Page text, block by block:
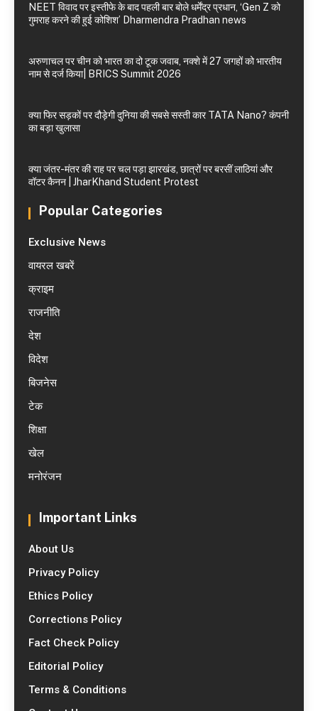
NEET विवाद पर इस्तीफे के बाद पहली बार बोले धर्मेंद्र प्रधान, ‘Gen Z को
गुमराह करने की हुई कोशिश’ Dharmendra Pradhan news
अरुणाचल पर चीन को भारत का दो टूक जवाब, नक्शे में 27 जगहों को भारतीय
नाम से दर्ज किया| BRICS Summit 2026
क्या फिर सड़कों पर दौड़ेगी दुनिया की सबसे सस्ती कार TATA Nano? कंपनी
का बड़ा खुलासा
क्या जंतर-मंतर की राह पर चल पड़ा झारखंड, छात्रों पर बरसीं लाठियां और
वॉटर कैनन | JharKhand Student Protest
Popular Categories
Exclusive News
वायरल खबरें
क्राइम
राजनीति
देश
विदेश
बिजनेस
टेक
शिक्षा
खेल
मनोरंजन
Important Links
About Us
Privacy Policy
Ethics Policy
Corrections Policy
Fact Check Policy
Editorial Policy
Terms & Conditions